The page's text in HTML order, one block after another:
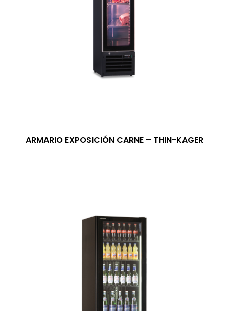
ARMARIO EXPOSICIÓN CARNE – THIN-KAGER